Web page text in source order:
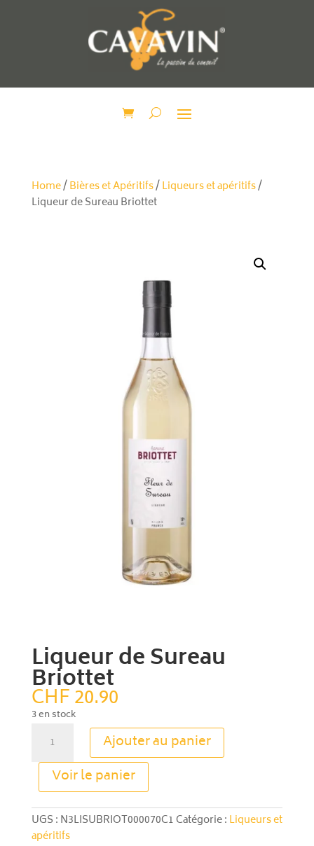
Home/Bières et Apéritifs/Liqueurs et apéritifs/
Liqueur de Sureau Briottet
Liqueur de Sureau
Briottet
CHF20.90
3 en stock
Liqueur
Sureau
Briottet
Ajouter au panier
Voir le panier
A
l
e
UGS : N3LISUBRIOT000070C1Catégorie : Liqueurs et
apéritifs